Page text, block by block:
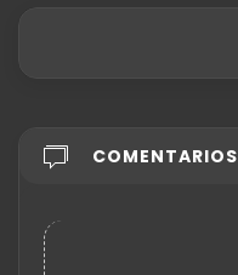
COMENTARIOS